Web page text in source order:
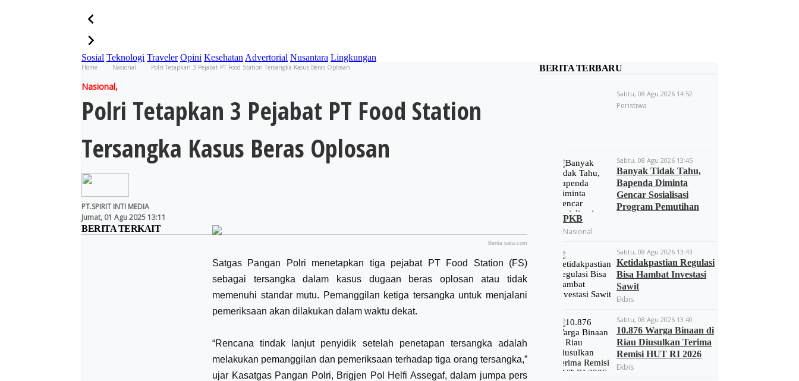
Sosial Teknologi Traveler Opini Kesehatan Advertorial Nusantara Lingkungan
Home Nasional Polri Tetapkan 3 Pejabat PT Food Station Tersangka Kasus Beras Oplosan
Nasional,
Polri Tetapkan 3 Pejabat PT Food Station
Tersangka Kasus Beras Oplosan
PT.SPIRIT INTI MEDIA
Jumat, 01 Agu 2025 13:11
Berita satu.com
Satgas Pangan Polri menetapkan tiga pejabat PT Food Station (FS)
sebagai tersangka dalam kasus dugaan beras oplosan atau tidak
memenuhi standar mutu. Pemanggilan ketiga tersangka untuk menjalani
pemeriksaan akan dilakukan dalam waktu dekat.
“Rencana tindak lanjut penyidik setelah penetapan tersangka adalah
melakukan pemanggilan dan pemeriksaan terhadap tiga orang tersangka,”
ujar Kasatgas Pangan Polri, Brigjen Pol Helfi Assegaf, dalam jumpa pers
BERITA TERKAIT
BERITA TERBARU
Sabtu, 08 Agu 2026 14:52
Peristiwa
Sabtu, 08 Agu 2026 13:45
Banyak Tidak Tahu,
Bapenda Diminta
Gencar Sosialisasi
Program Pemutihan
PKB
Nasional
Sabtu, 08 Agu 2026 13:43
Ketidakpastian Regulasi
Bisa Hambat Investasi
Sawit
Ekbis
Sabtu, 08 Agu 2026 13:40
10.876 Warga Binaan di
Riau Diusulkan Terima
Remisi HUT RI 2026
Ekbis